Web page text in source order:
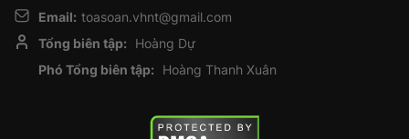
Email: toasoan.vhnt@gmail.com
Tổng biên tập:
Hoàng Dự
Phó Tổng biên tập:
Hoàng Thanh Xuân